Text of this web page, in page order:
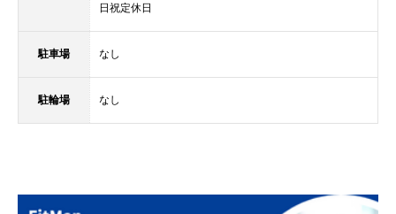
日祝定休日
駐車場 なし
駐輪場 なし